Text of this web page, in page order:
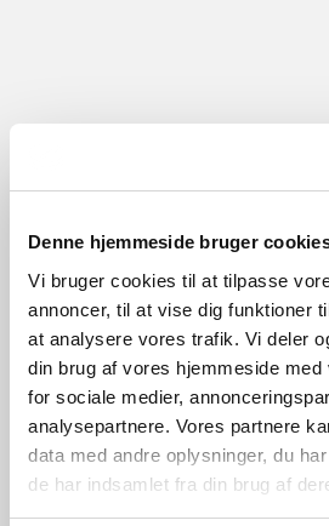
Denne hjemmeside bruger
Vi bruger cookies til at tilpasse
annoncer, til at vise dig funktioner
at analysere vores trafik. Vi deler
din brug af vores hjemmeside med
for sociale medier,
analysepartnere. Vores partnere
data med andre oplysninger, du
de har indsamlet fra din brug af
Overall Product Info
Timeless design
Parallel connection possible
Durable material that is well-
weather